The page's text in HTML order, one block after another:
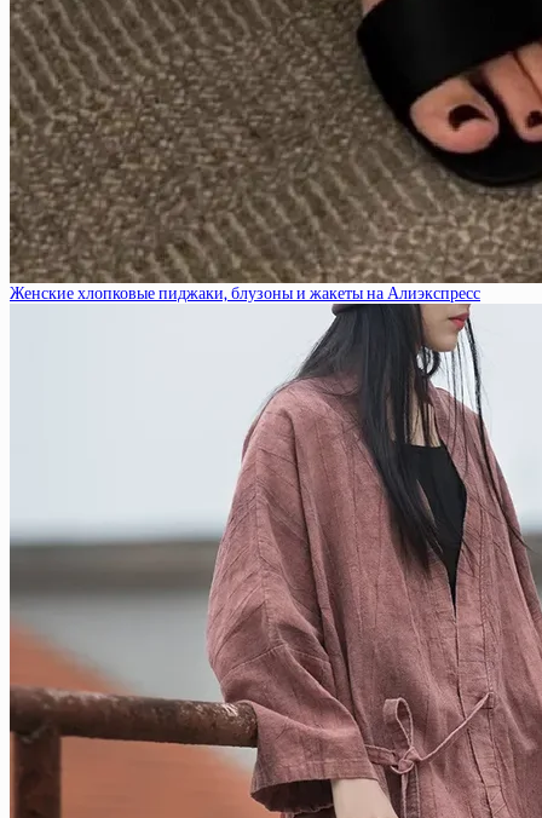
Женские хлопковые пиджаки, блузоны и жакеты на Алиэкспресс